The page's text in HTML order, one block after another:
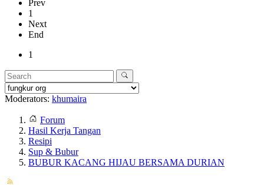
Prev
1
Next
End
1
Moderators: khumaira
Forum
Hasil Kerja Tangan
Resipi
Sup & Bubur
BUBUR KACANG HIJAU BERSAMA DURIAN